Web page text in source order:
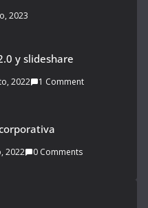
2023
y slideshare
2022 1 Comment
2022 0 Comments